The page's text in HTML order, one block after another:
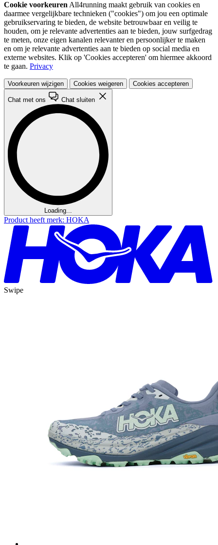
Cookie voorkeuren All4running maakt gebruik van cookies en
daarmee vergelijkbare technieken ("cookies") om jou een optimale
gebruikservaring te bieden, de website betrouwbaar en veilig te
houden, om je relevante advertenties aan te bieden, jouw surfgedrag
te meten, onze eigen kanalen relevanter en persoonlijker te maken
en om je relevante advertenties aan te bieden op social media en
externe websites. Klik op 'Cookies accepteren' om hiermee akkoord
te gaan. Privacy
Voorkeuren wijzigen Cookies weigeren Cookies accepteren
Chat met ons Chat sluiten
Loading...
Product heeft merk: HOKA
Swipe